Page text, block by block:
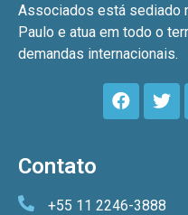
Associados está sediado
Paulo e atua em todo o
demandas internacionais.
Contato
+55 11 2246-3888